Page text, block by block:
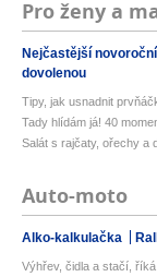
Pro ženy a
Nejčastější
dovolenou
Tipy, jak usnadnit
Tady hlídám já! 40
Salát s rajčaty, ořechy a
Auto-moto
Alko-kalkulačka
Výhřev, čidla a stačí,